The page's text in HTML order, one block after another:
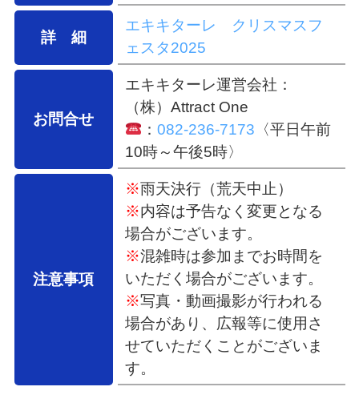
詳 細
エキキターレ クリスマスフ
ェスタ2025
お問合せ
エキキターレ運営会社：
（株）Attract One
：082-236-7173 〈平日午前
10時～午後5時〉
注意事項
※雨天決行（荒天中止）
※内容は予告なく変更となる
場合がございます。
※混雑時は参加までお時間を
いただく場合がございます。
※写真・動画撮影が行われる
場合があり、広報等に使用さ
せていただくことがございま
す。